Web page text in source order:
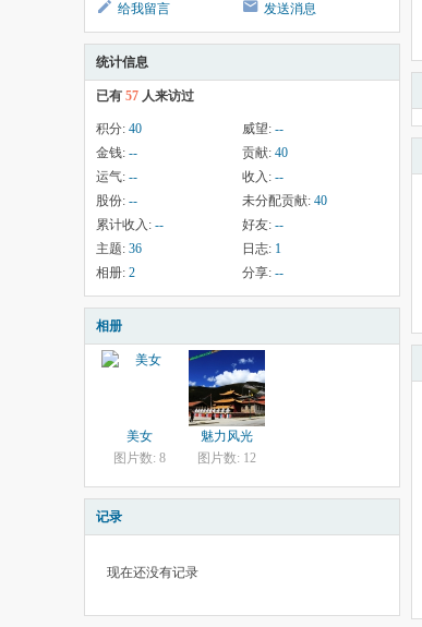
给我留言
发送消息
统计信息
已有 57 人来访过
积分: 40 威望: --
金钱: -- 贡献: 40
运气: -- 收入: --
股份: -- 未分配贡献: 40
累计收入: -- 好友: --
主题: 36 日志: 1
相册: 2 分享: --
相册
美女
图片数: 8
魅力风光
图片数: 12
记录
现在还没有记录